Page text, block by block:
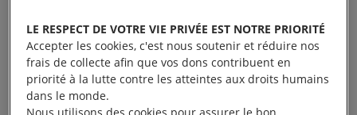
Ces forces d’appui rapide, en charge du maintien de
l’ordre dans la capitale, sont responsables depuis
plusieurs années de crimes de guerre dans la région
du Darfour auSoudan
LE RESPECT DE VOTRE VIE PRIVÉE EST NOTRE PRIORITÉ
Accepter les cookies, c'est nous soutenir et réduire nos
frais de collecte afin que vos dons contribuent en
priorité à la lutte contre les atteintes aux droits humains
dans le monde.